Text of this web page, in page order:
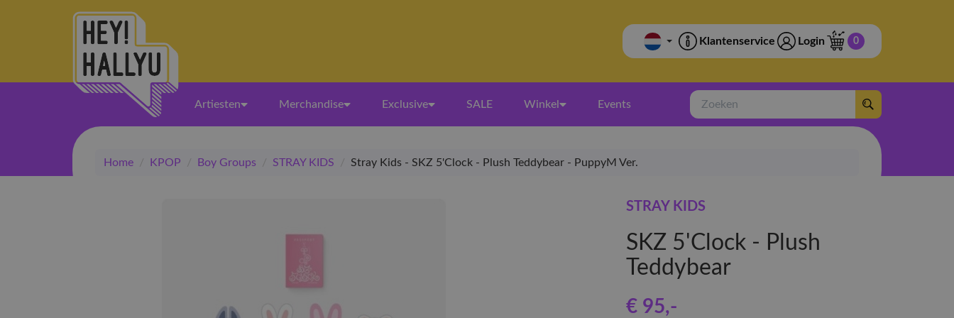
Klantenservice Login 0
Artiesten Merchandise Exclusive SALE Winkel Events
Zoeken
Home / KPOP / Boy Groups / STRAY KIDS / Stray Kids - SKZ 5'Clock - Plush Teddybear - PuppyM Ver.
STRAY KIDS
SKZ 5'Clock - Plush
Teddybear
€ 95,-